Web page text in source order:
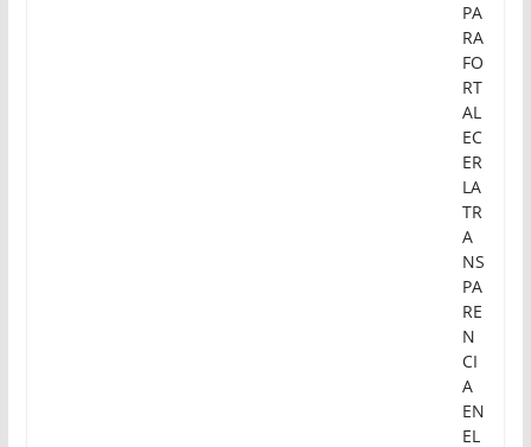
PA
RA
FO
RT
AL
EC
ER
LA
TR
A
NS
PA
RE
N
CI
A
EN
EL